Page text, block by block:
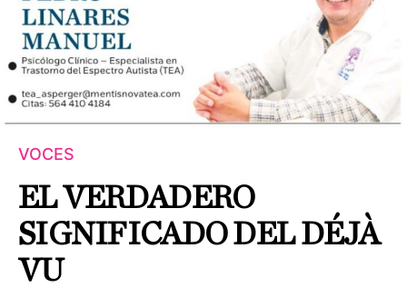
VOCES
EL VERDADERO
SIGNIFICADO DEL DÉJÀ
VU